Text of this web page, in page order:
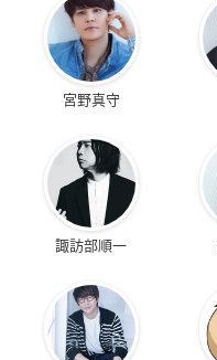
宮野真守
諏訪部順一